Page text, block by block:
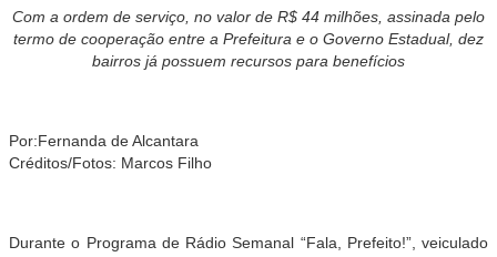
Com a ordem de serviço, no valor de R$ 44 milhões, assinada pelo
termo de cooperação entre a Prefeitura e o Governo Estadual, dez
bairros já possuem recursos para benefícios
Por:Fernanda de Alcantara
Créditos/Fotos: Marcos Filho
Durante o Programa de Rádio Semanal “Fala, Prefeito!”, veiculado